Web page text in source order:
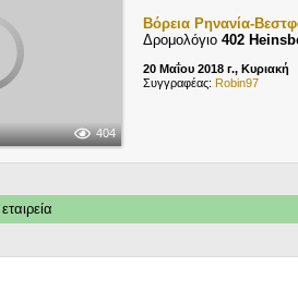
404
Βόρεια Ρηνανία-
Δρομολόγιο 402
20 Μαΐου 2018 г., Κυριακή
Συγγραφέας: Robin97